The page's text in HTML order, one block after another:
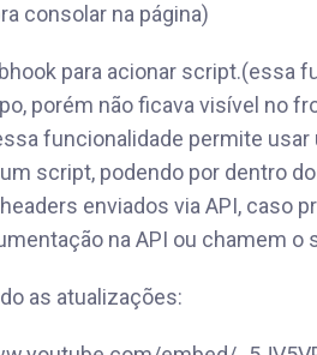
consolar na página)
para acionar script.(essa
porém não ficava visível no
funcionalidade permite usar
script, podendo por dentro
enviados via API, caso
na API ou chamem o
as atualizações: